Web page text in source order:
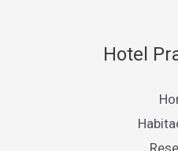
Hotel